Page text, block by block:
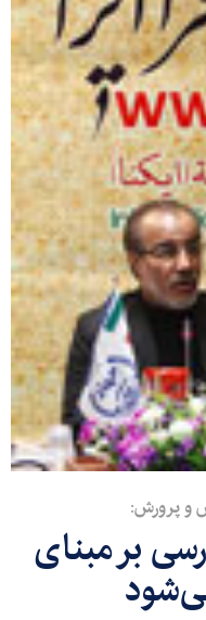
و پرورش:
بر مبنای